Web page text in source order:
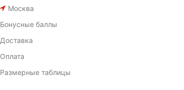
Москва
Бонусные баллы
Доставка
Оплата
Размерные таблицы